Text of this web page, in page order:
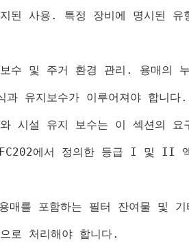
된 사용 . 특정 장비에 명시된 유
수 및 주거 환경 관리 . 용매의
과 유지보수가 이루어져야 합니다
시설 유지 보수는 이 섹션의 요
에서 정의한 등급 I 및 II
용매를 포함하는 필터 잔여물 및
로 처리해야 합니다.